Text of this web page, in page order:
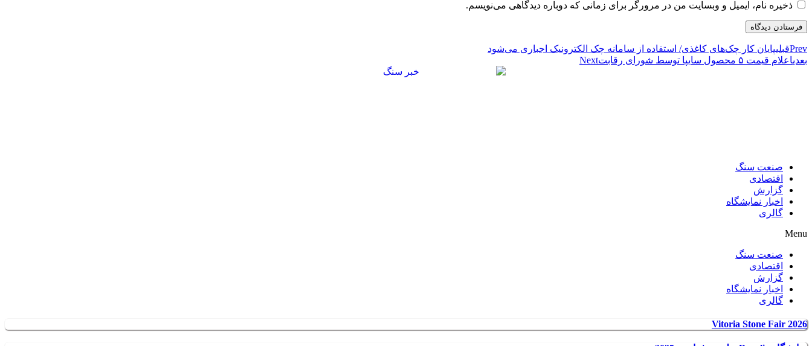
ذخیره نام، ایمیل و وبسایت من در مرورگر برای زمانی که دوباره دیدگاهی می‌نویسم.
Prevقبلیپایان کار چک‌های کاغذی/ استفاده از سامانه چک الکترونیک اجباری می‌شود
بعدیاعلام قیمت ۵ محصول سایپا توسط شورای رقابت Next
صنعت سنگ
اقتصادی
گزارش
اخبار نمایشگاه
گالری
Menu
صنعت سنگ
اقتصادی
گزارش
اخبار نمایشگاه
گالری
Vitoria Stone Fair 2026